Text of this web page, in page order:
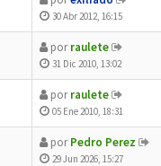
30 Abr 2012, 16:15
porraulete
31 Dic 2010, 13:02
porraulete
05 Ene 2010, 18:31
porPedro Perez
29 Jun 2026, 15:27